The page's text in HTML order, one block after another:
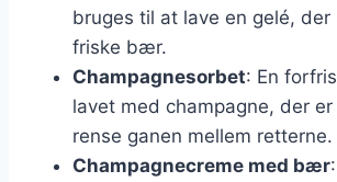
bruges til at lave en gelé, der
friske bær.
Champagnesorbet: En
lavet med champagne, der
rense ganen mellem retterne.
Champagnecreme med bær